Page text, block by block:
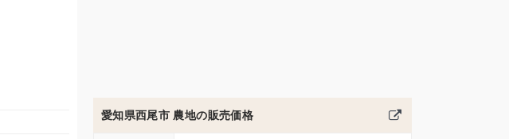
愛知県西尾市 農地の販売価格